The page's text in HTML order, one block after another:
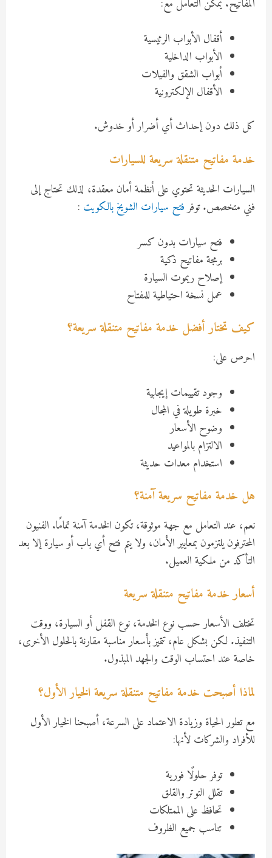
المفاتيح. يمكن التعامل مع:
أقفال الأبواب الرئيسية
الأبواب الداخلية
أبواب الشقق والفيلات
الأقفال الإلكترونية
كل ذلك دون إحداث أي أضرار أو خدوش.
خدمة مفاتيح متنقلة سريعة للسيارات
السيارات الحديثة تحتوي على أنظمة أمان معقدة، لذلك تحتاج إلى
فني متخصص. توفر فتح سيارات الشويخ بالكويت :
فتح سيارات بدون كسر
برمجة مفاتيح ذكية
إصلاح ريموت السيارة
عمل نسخة احتياطية للمفتاح
كيف تختار أفضل خدمة مفاتيح متنقلة سريعة؟
احرص على:
وجود تقييمات إيجابية
خبرة طويلة في المجال
وضوح الأسعار
الالتزام بالمواعيد
استخدام معدات حديثة
هل خدمة مفاتيح سريعة آمنة؟
نعم، عند التعامل مع جهة موثوقة، تكون الخدمة آمنة تمامًا. الفنيون
المحترفون يلتزمون بمعايير الأمان، ولا يتم فتح أي باب أو سيارة إلا بعد
التأكد من ملكية العميل.
أسعار خدمة مفاتيح متنقلة سريعة
تختلف الأسعار حسب نوع الخدمة، نوع القفل أو السيارة، ووقت
التنفيذ. لكن بشكل عام، تتميز بأسعار مناسبة مقارنة بالحلول الأخرى،
خاصة عند احتساب الوقت والجهد المبذول.
لماذا أصبحت خدمة مفاتيح متنقلة سريعة الخيار الأول؟
مع تطور الحياة وزيادة الاعتماد على السرعة، أصبحنا الخيار الأول
للأفراد والشركات لأنها:
توفر حلولًا فورية
تقلل التوتر والقلق
تحافظ على الممتلكات
تناسب جميع الظروف